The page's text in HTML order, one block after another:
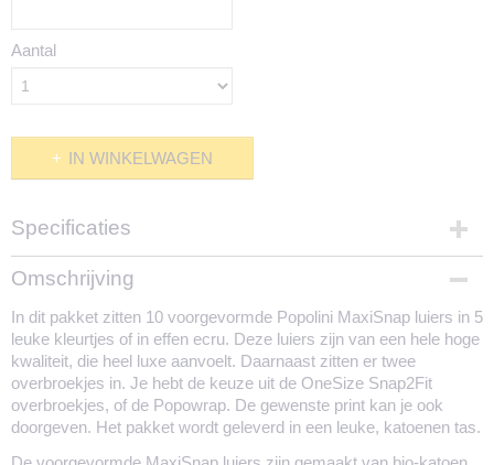
Aantal
IN WINKELWAGEN
Specificaties
Productcode
1715-2139
Materiaal luiers
85% katoen, 15% polyester
Materiaal overbroekjes
100% PUL
Maatvoering
MiniSnap: 2-8 kilo, MaxiSnap: 3,5 - 15 kilo
Omschrijving
In dit pakket zitten 10 voorgevormde Popolini MaxiSnap luiers in 5
leuke kleurtjes of in effen ecru. Deze luiers zijn van een hele hoge
kwaliteit, die heel luxe aanvoelt. Daarnaast zitten er twee
overbroekjes in. Je hebt de keuze uit de OneSize Snap2Fit
overbroekjes, of de Popowrap. De gewenste print kan je ook
doorgeven. Het pakket wordt geleverd in een leuke, katoenen tas.